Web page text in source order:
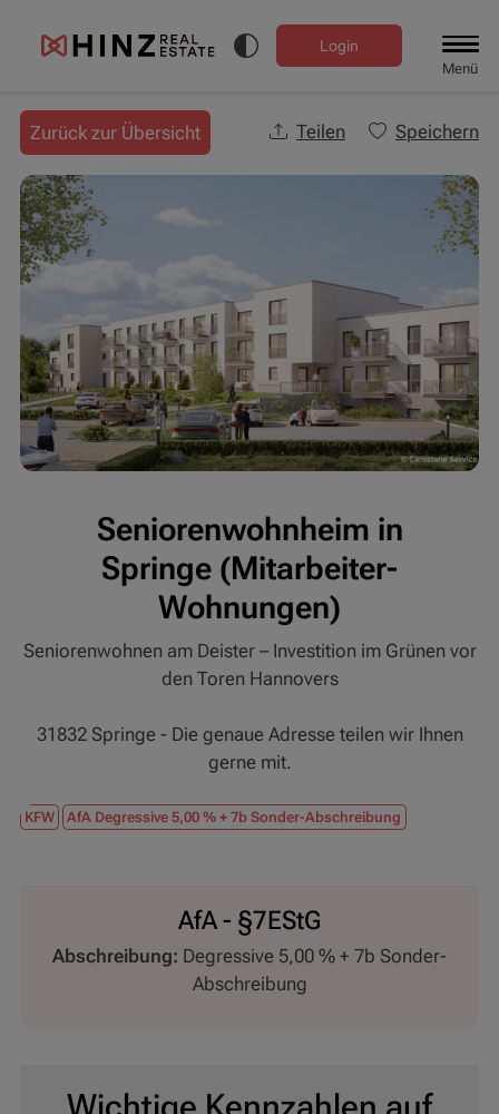
Menü
Login
Zurück zur Übersicht Teilen Speichern
Seniorenwohnheim in
Springe (Mitarbeiter-
Wohnungen)
Seniorenwohnen am Deister – Investition im Grünen vor
den Toren Hannovers
31832 Springe - Die genaue Adresse teilen wir Ihnen
gerne mit.
KFW AfA Degressive 5,00 % + 7b Sonder-Abschreibung
AfA - §7EStG
Abschreibung: Degressive 5,00 % + 7b Sonder-
Abschreibung